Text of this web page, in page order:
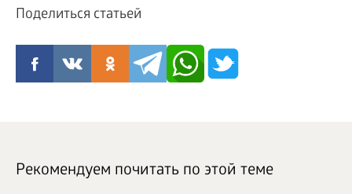
Поделиться статьей
Рекомендуем почитать по этой теме